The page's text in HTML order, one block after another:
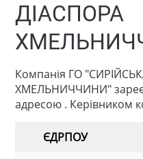
ДІАСПОРА
Компанія ГО
ХМЕЛЬНИЧЧИНИ"
адресою . Керівником
ЄДРПОУ